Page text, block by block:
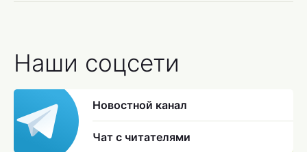
Наши соцсети
Новостной канал
Чат с читателями